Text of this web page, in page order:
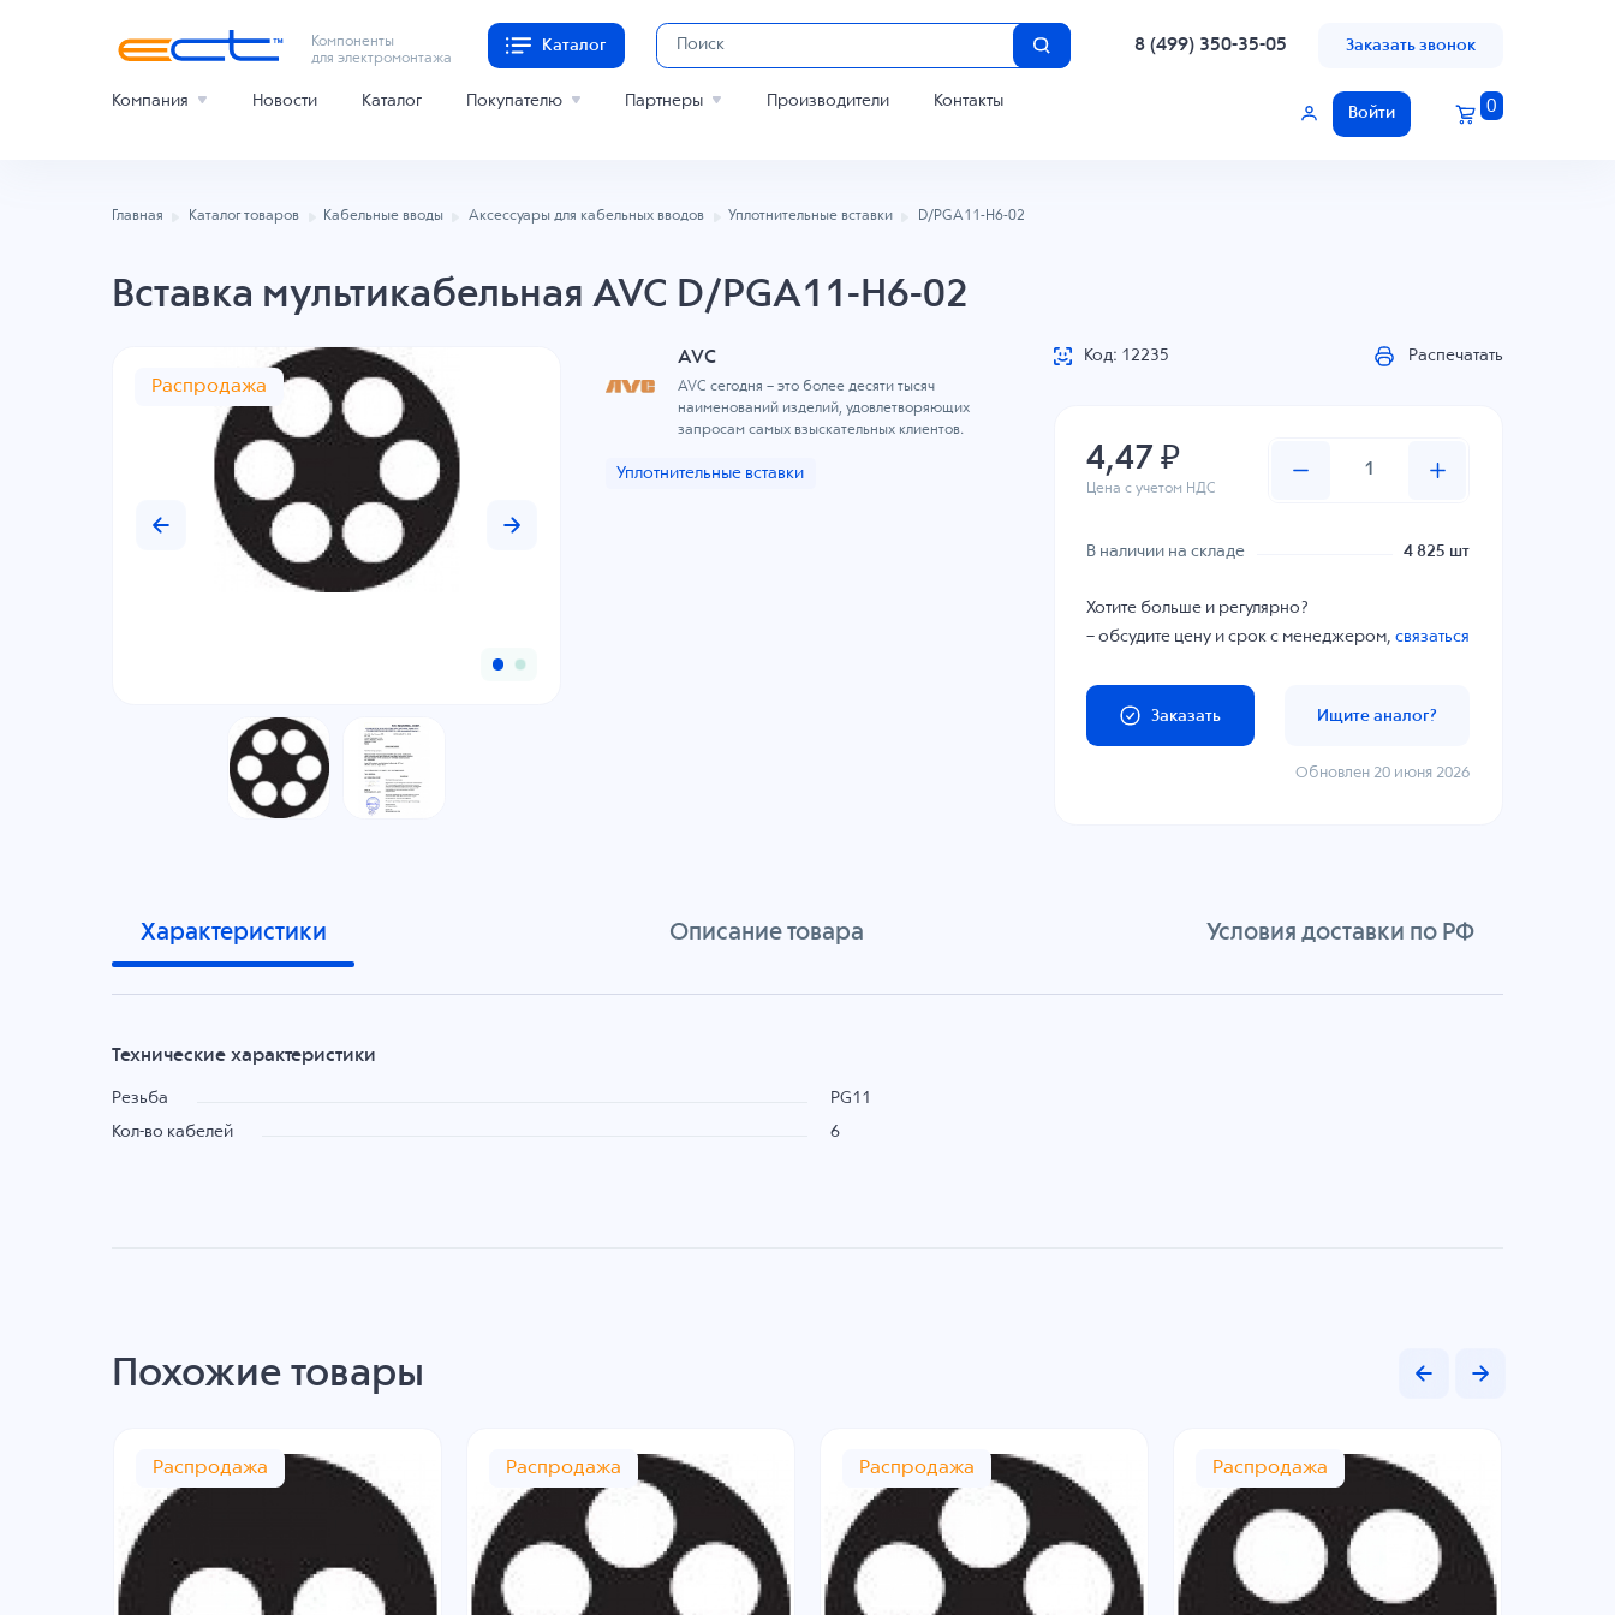
Компоненты
для электромонтажа
Каталог 8 (499) 350-35-05 Заказать звонок
Компания Новости Каталог Покупателю Партнеры Производители Контакты
Войти 0
Главная Каталог товаров Кабельные вводы Аксессуары для кабельных вводов Уплотнительные вставки D/PGA11-H6-02
Вставка мультикабельная AVC D/PGA11-H6-02
Распродажа
AVC
AVC сегодня – это более десяти тысяч
наименований изделий, удовлетворяющих
запросам самых взыскательных клиентов.
Уплотнительные вставки
Код: 12235 Распечатать
4,47 ₽
Цена с учетом НДС
В наличии на складе 4 825 шт
Хотите больше и регулярно?
– обсудите цену и срок с менеджером,связаться
Заказать Ищите аналог?
Обновлен 20 июня 2026
Характеристики Описание товара Условия доставки по РФ
Технические характеристики
Резьба PG11
Кол-во кабелей 6
Похожие товары
Распродажа Распродажа Распродажа Распродажа